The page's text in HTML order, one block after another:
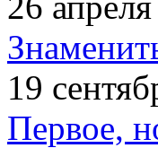
19
Первое,